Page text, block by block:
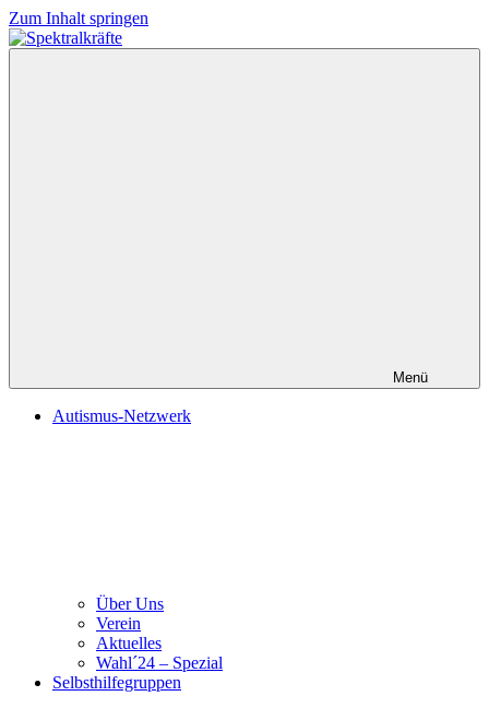
Zum Inhalt springen
Menü
Autismus-Netzwerk
Über Uns
Verein
Aktuelles
Wahl´24 – Spezial
Selbsthilfegruppen